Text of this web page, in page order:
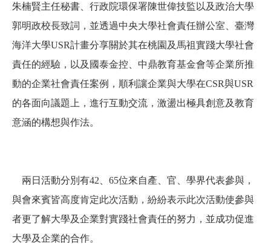
朱楠賢主任秘書、行政院環保署陳世偉技監以及政治大學
郭明政校長致詞，並透過中央大學社會責任辦公室、臺灣
海洋大學USR計畫分享關於其在桃園及馬祖實踐大學社會
責任的經驗，以及國泰金控、中鼎教育基金會等企業所推
動的企業社會責任案例，順利讓企業與大學在CSR與USR
的各面向議題上，進行互動交流，激盪出極具創意及教育
意涵的構想與作法。
兩日活動分別有42、65位來自產、官、學界代表參與，
與會來賓皆高度肯定此次活動，紛紛表示此次活動使參與
者更了解大學及企業對實踐社會責任的努力，並成功促進
大學及企業的合作。